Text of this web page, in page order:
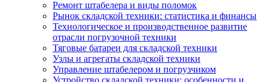
Ремонт штабелера и виды поломок
Рынок складской техники: статистика и финансы
Технологическое и производственное развитие
отрасли погрузочной техники
Тяговые батареи для складской техники
Узлы и агрегаты складской техники
Управление штабелером и погрузчиком
Устройство складской техники: особенности и